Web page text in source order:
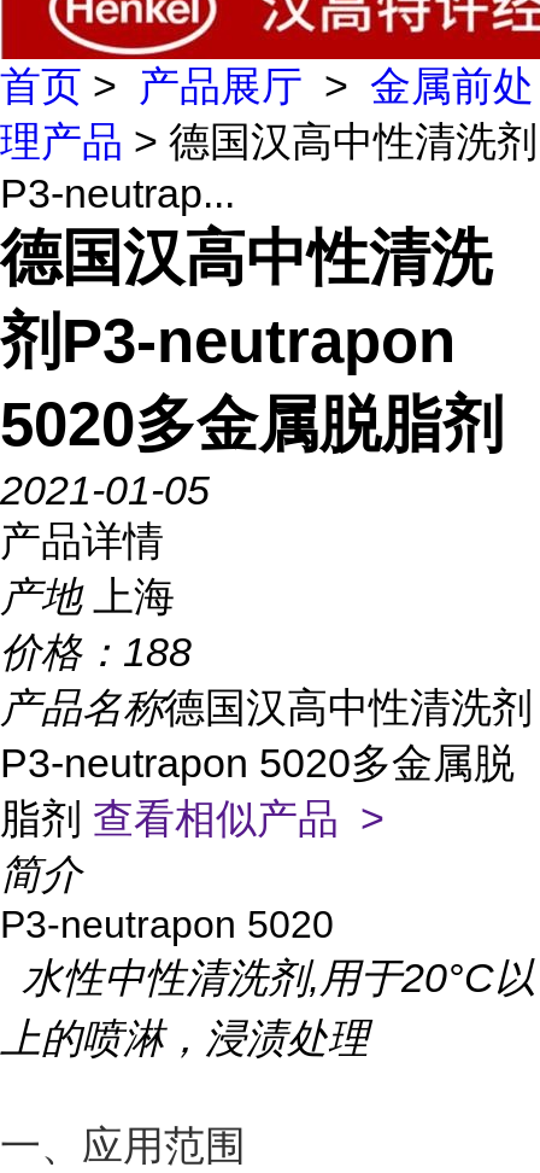
首页 > 产品展厅 > 金属前处
理产品 > 德国汉高中性清洗剂
P3-neutrap...
德国汉高中性清洗
剂P3-neutrapon
5020多金属脱脂剂
2021-01-05
产品详情
产地
上海
价格： 188
产品名称德国汉高中性清洗剂
P3-neutrapon 5020多金属脱
脂剂 查看相似产品 >
简介
P3-neutrapon 5020
水性中性清洗剂,用于20°C以
上的喷淋，浸渍处理
一、应用范围